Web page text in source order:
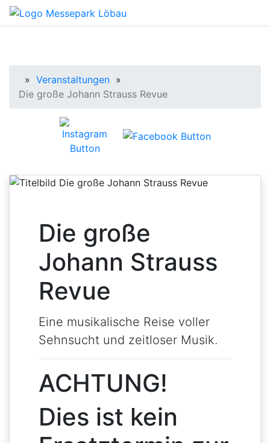
Startseite
» Veranstaltungen »
Die große Johann Strauss Revue
Die große
Johann Strauss
Revue
Eine musikalische Reise voller
Sehnsucht und zeitloser Musik.
ACHTUNG!
Dies ist kein